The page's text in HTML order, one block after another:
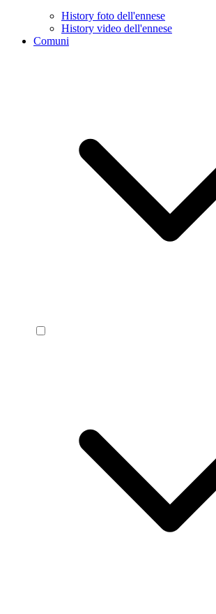
History foto dell'ennese
History video dell'ennese
Comuni